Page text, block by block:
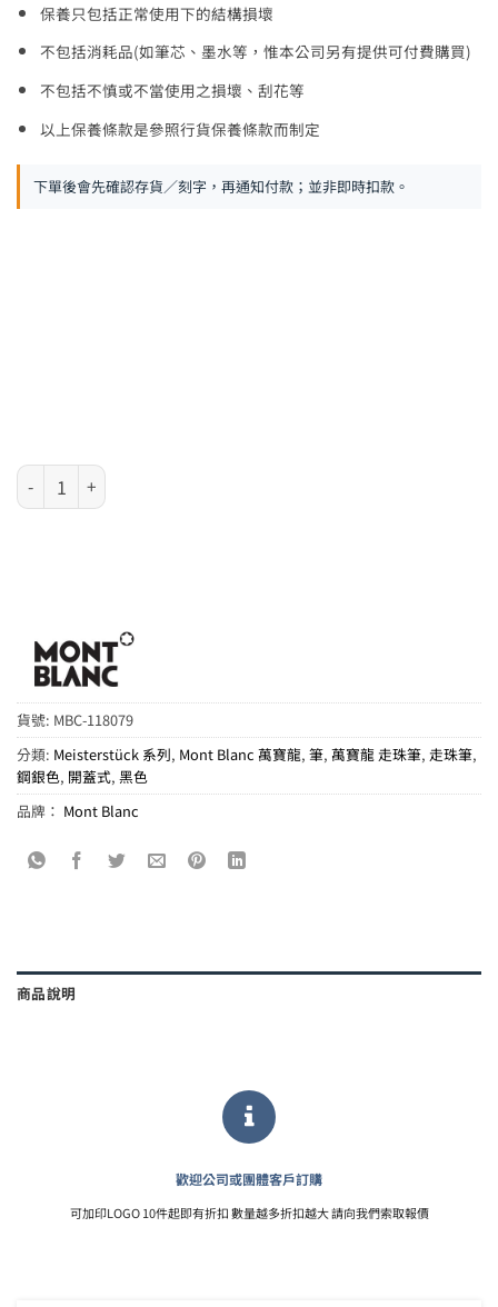
保養只包括正常使用下的結構損壞
不包括消耗品(如筆芯、墨水等，惟本公司另有提供可付費購買)
不包括不慎或不當使用之損壞、刮花等
以上保養條款是參照行貨保養條款而制定
下單後會先確認存貨／刻字，再通知付款；並非即時扣款。
Mont Blanc 萬寶龍 Meisterstück 系列 - Doué Geometry 鍍鉑金立
貨號: MBC-118079
分類: Meisterstück 系列, Mont Blanc 萬寶龍, 筆, 萬寶龍 走珠筆, 走珠筆,
鋼銀色, 開蓋式, 黑色
品牌： Mont Blanc
商品說明
歡迎公司或團體客戶訂購
可加印LOGO 10件起即有折扣 數量越多折扣越大 請向我們索取報價